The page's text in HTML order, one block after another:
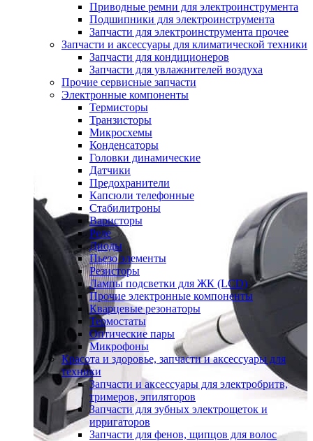
Приводные ремни для электроинструмента
Подшипники для электроинструмента
Запчасти для электроинструмента прочее
Запчасти и аксессуары для климатической техники
Запчасти для кондиционеров
Запчасти для увлажнителей воздуха
Прочие сервисные запчасти
Электронные компоненты
Термисторы
Транзисторы
Микросхемы
Конденсаторы
Головки динамические
Датчики
Предохранители
Капсюли телефонные
Стабилитроны
Варисторы
Реле
Диоды
Пьезо элементы
Резисторы
Лампы подсветки для ЖК (LCD)
Прочие электронные компоненты
Кварцевые резонаторы
Термостаты
Оптические пары
Микрофоны
Красота и здоровье, запчасти и аксессуары для
техники
Запчасти и аксессуары для электробритв,
тримеров, эпиляторов
Запчасти для зубных электрощеток и
ирригаторов
Запчасти для фенов, щипцов для волос